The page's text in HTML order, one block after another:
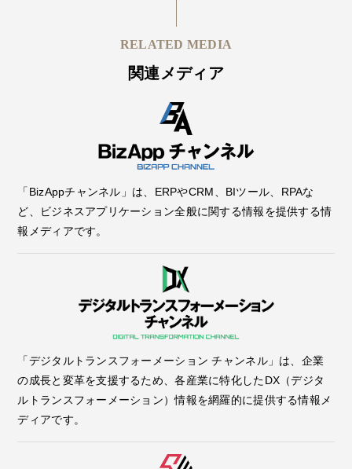
RELATED MEDIA
関連メディア
「BizAppチャンネル」は、ERPやCRM、BIツール、RPAな
ど、ビジネスアプリケーション全般に関する情報を提供する情
報メディアです。
「デジタルトランスフォーメーション チャンネル」は、企業
の成長と変革を支援するため、各産業に特化したDX（デジタ
ルトランスフォーメーション）情報を網羅的に提供する情報メ
ディアです。